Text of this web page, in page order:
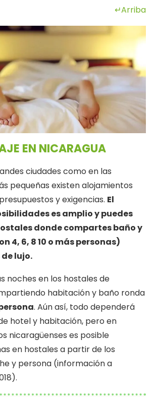
↵Arriba
EN NICARAGUA
ciudades como en las
pequeñas existen alojamientos
y exigencias. El
es amplio y puedes
donde compartes baño y
4, 6, 8 10 o más personas)
lujo.
noches en los hostales de
habitación y baño ronda
. Aún así, todo dependerá
hotel y habitación, pero en
nicaragüenses es posible
en hostales a partir de los
y persona (información a